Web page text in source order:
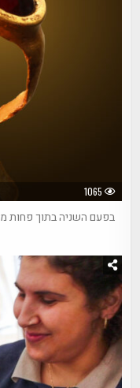
1065
בפעם השניה בתוך פחות